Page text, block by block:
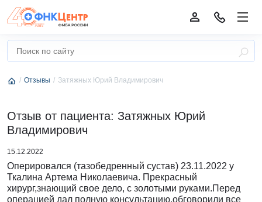
Отзывы Затяжных Юрий Владимирович
Отзыв от пациента: Затяжных Юрий
Владимирович
15.12.2022
Оперировался (тазобедренный сустав) 23.11.2022 у
Ткалина Артема Николаевича. Прекрасный
хирург,знающий свое дело, с золотыми руками.Перед
операцией дал полную консультацию,обговорили все